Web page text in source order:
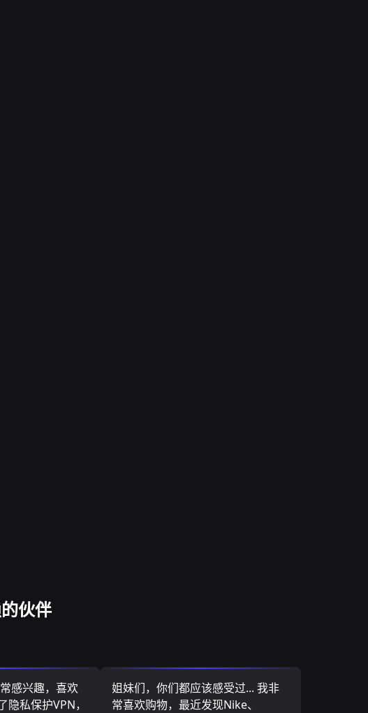
伙伴
感兴趣，喜欢
隐私保护VPN，
姐妹们，你们都应该感受过... 我非
常喜欢购物，最近发现Nike、